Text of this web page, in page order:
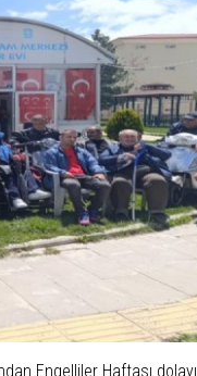
Engelliler Haftası